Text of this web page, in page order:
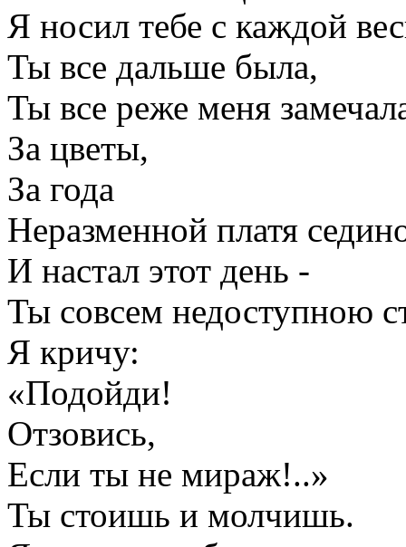
Я носил тебе с каждой
Ты все дальше была,
Ты все реже меня
За цветы,
За года
Неразменной платя
И настал этот день -
Ты совсем недоступною
Я кричу:
«Подойди!
Отзовись,
Если ты не мираж!..»
Ты стоишь и молчишь.